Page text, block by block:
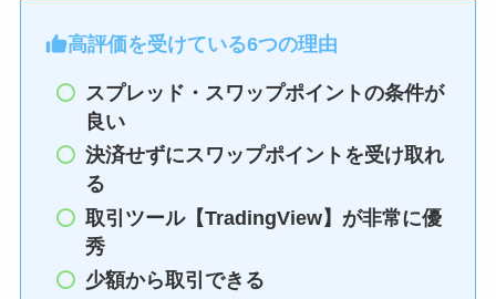
高評価を受けている6つの理由
スプレッド・スワップポイントの条件が
良い
決済せずにスワップポイントを受け取れ
る
取引ツール【TradingView】が非常に優
秀
少額から取引できる